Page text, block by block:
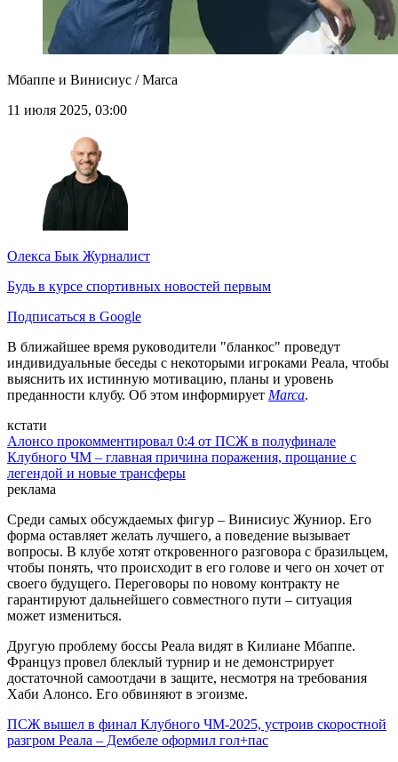
Мбаппе и Винисиус / Marca
11 июля 2025, 03:00
Олекса Бык Журналист
Будь в курсе спортивных новостей первым
Подписаться в Google
В ближайшее время руководители "бланкос" проведут
индивидуальные беседы с некоторыми игроками Реала, чтобы
выяснить их истинную мотивацию, планы и уровень
преданности клубу. Об этом информирует Marca.
кстати
Алонсо прокомментировал 0:4 от ПСЖ в полуфинале
Клубного ЧМ – главная причина поражения, прощание с
легендой и новые трансферы
реклама
Среди самых обсуждаемых фигур – Винисиус Жуниор. Его
форма оставляет желать лучшего, а поведение вызывает
вопросы. В клубе хотят откровенного разговора с бразильцем,
чтобы понять, что происходит в его голове и чего он хочет от
своего будущего. Переговоры по новому контракту не
гарантируют дальнейшего совместного пути – ситуация
может измениться.
Другую проблему боссы Реала видят в Килиане Мбаппе.
Француз провел блеклый турнир и не демонстрирует
достаточной самоотдачи в защите, несмотря на требования
Хаби Алонсо. Его обвиняют в эгоизме.
ПСЖ вышел в финал Клубного ЧМ-2025, устроив скоростной
разгром Реала – Дембеле оформил гол+пас